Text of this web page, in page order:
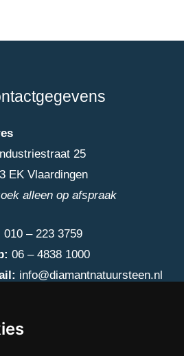
25
EK Vlaardingen
alleen op afspraak
010 – 223 3759
06 – 4838 1000
info@diamantnatuursteen.nl